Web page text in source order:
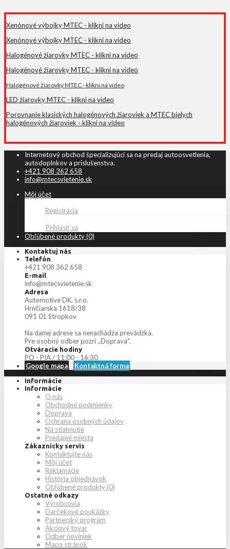
Xenónové výbojky MTEC - klikni na video
Xenónové výbojky MTEC - klikni na video
Halogénové žiarovky MTEC - klikni na video
Halogénové žiarovky MTEC - klikni na video
Halogénové žiarovky MTEC - klikni na video
LED žiarovky MTEC - klikni na video
Porovnanie klasických halogénových žiaroviek a MTEC bielych
halogénových žiaroviek - klikni na video
Internetový obchod špecializujúci sa na predaj autoosvetlenia,
autodoplnkov a príslušenstva.
+421 908 362 658
info@mtecsvietenie.sk
Môj účet
Registrácia
Prihlásiť sa
Obľúbené produkty (0)
Kontaktuj nás
Telefón
+421 908 362 658
E-mail
info@mtecsvietenie.sk
Adresa
Automotive DK, s.r.o.
Hrnčiarska 1618/38
091 01 Stropkov
Na danej adrese sa nenachádza prevádzka.
Pre osobný odber pozri ,,Doprava".
Otváracie hodiny
PO - PIA / 11:00 - 16:30
Google mapa
Kontaktná forma
Informácie
Informácie
O nás
Obchodné podmienky
Doprava
Ochrana osobných údajov
Na stiahnutie
Predajné miesta
Zákaznícky servis
Kontaktujte nás
Môj účet
Reklamácie
História objednávok
Obľúbené produkty (0)
Ostatné odkazy
Výrobcovia
Darčekové poukážky
Partnerský program
Akciový tovar
Odber noviniek
Mapa stránok